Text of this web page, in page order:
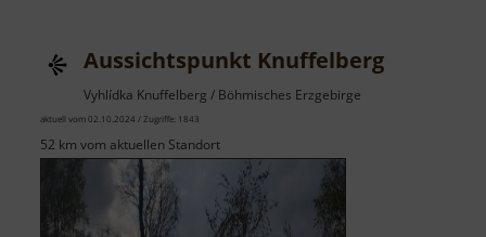
Aussichtspunkt Knuffelberg
Vyhlídka Knuffelberg / Böhmisches Erzgebirge
aktuell vom 02.10.2024 / Zugriffe: 1843
52 km vom aktuellen Standort